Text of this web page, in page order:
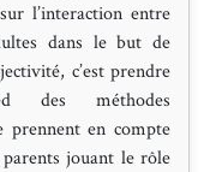
l’interaction entre
dans le but de
c’est prendre
des méthodes
prennent en compte
jouant le rôle